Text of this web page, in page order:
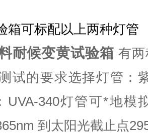
箱可标配以上两种灯管
耐候变黄试验箱 有
试的要求选择灯管：
UVA-340灯管可*地模
到太阳光截止点